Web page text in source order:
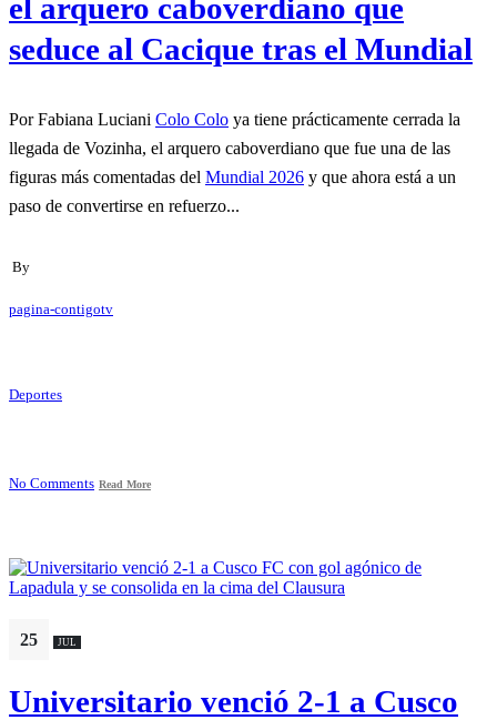
el arquero caboverdiano que
seduce al Cacique tras el Mundial
Por Fabiana Luciani Colo Colo ya tiene prácticamente cerrada la
llegada de Vozinha, el arquero caboverdiano que fue una de las
figuras más comentadas del Mundial 2026 y que ahora está a un
paso de convertirse en refuerzo...
By
pagina-contigotv
Deportes
No Comments Read More
25 JUL
Universitario venció 2-1 a Cusco